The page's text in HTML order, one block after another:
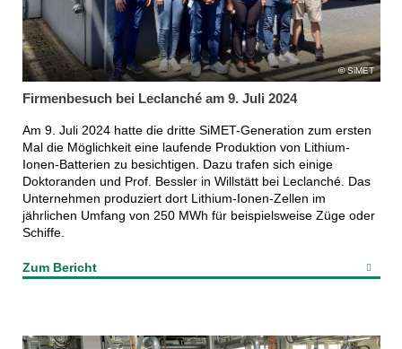
SiMET
Firmenbesuch bei Leclanché am 9. Juli 2024
Am 9. Juli 2024 hatte die dritte SiMET-Generation zum ersten
Mal die Möglichkeit eine laufende Produktion von Lithium-
Ionen-Batterien zu besichtigen. Dazu trafen sich einige
Doktoranden und Prof. Bessler in Willstätt bei Leclanché. Das
Unternehmen produziert dort Lithium-Ionen-Zellen im
jährlichen Umfang von 250 MWh für beispielsweise Züge oder
Schiffe.
Zum Bericht